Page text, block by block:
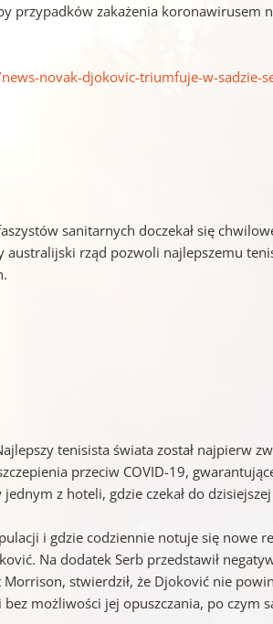
przypadków zakażenia koronawirusem
novak-djokovic-triumfuje-w-sadzie-
sanitarnych doczekał się
australijski rząd pozwoli najlepszemu
tenisista świata został najpierw
przeciw COVID-19,
z hoteli, gdzie czekał do
i gdzie codziennie notuje się nowe
Na dodatek Serb przedstawił
stwierdził, że Djoković nie
możliwości jej opuszczania, po czym